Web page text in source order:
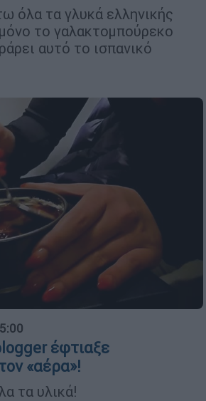
όλα τα γλυκά ελληνικής
το γαλακτομπούρεκο
αυτό το ισπανικό
έφτιαξε
«αέρα»!
τα υλικά!